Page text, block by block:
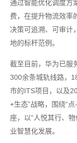
通过智能优化调度方
费，在提升物流效
决策可追溯、可审计
地的标杆范例。
截至目前，华为已服
300余条城轨线路，
市的ITS项目，以及
+生态”战略，围绕“
座，以“人悦其行、
业智慧化发展。